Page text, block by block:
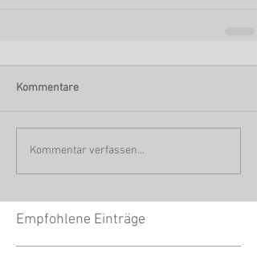
Kommentare
Kommentar verfassen...
Empfohlene Einträge